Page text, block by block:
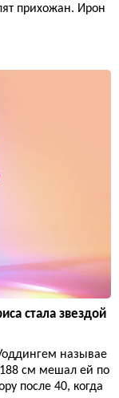
прихожан. Ирон
стала звездой
называе
188 см мешал ей по
после 40, когда